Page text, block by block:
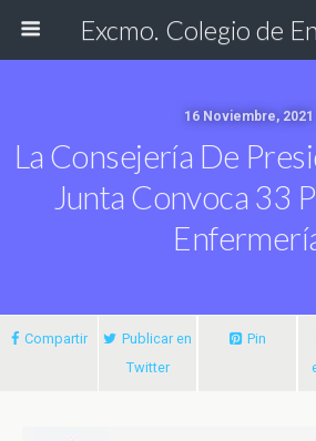
16 Noviembre, 2021
La Consejería De
Junta Convoca 33
Compartir
Publicar en
Twitter
Pin